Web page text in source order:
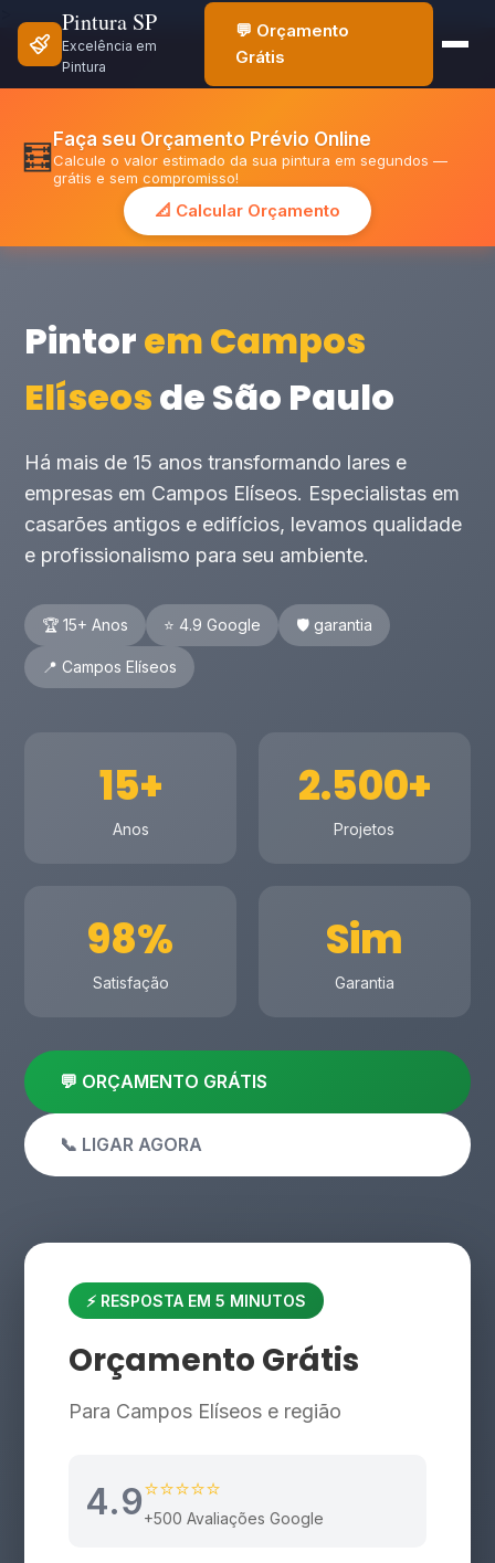
Pintura SP
Excelência em
Pintura
💬 Orçamento
Grátis
🧮 Faça seu Orçamento Prévio Online
Calcule o valor estimado da sua pintura em segundos —
grátis e sem compromisso!
📐 Calcular Orçamento
Pintorem Campos
Elíseosde São Paulo
Há mais de 15 anos transformando lares e
empresas em Campos Elíseos. Especialistas em
casarões antigos e edifícios, levamos qualidade
e profissionalismo para seu ambiente.
🏆 15+ Anos ⭐ 4.9 Google 🛡️ garantia
📍 Campos Elíseos
15+
Anos
2.500+
Projetos
98%
Satisfação
Sim
Garantia
💬 ORÇAMENTO GRÁTIS
📞 LIGAR AGORA
⚡ RESPOSTA EM 5 MINUTOS
Orçamento Grátis
Para Campos Elíseos e região
4.9⭐⭐⭐⭐⭐
+500 Avaliações Google